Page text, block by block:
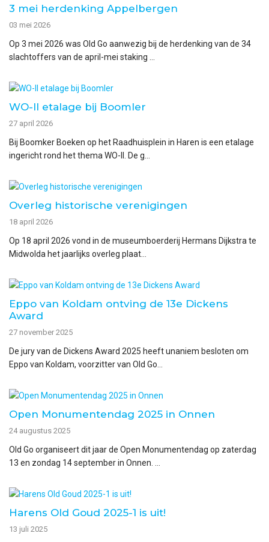
3 mei herdenking Appelbergen
03 mei 2026
Op 3 mei 2026 was Old Go aanwezig bij de herdenking van de 34
slachtoffers van de april-mei staking ...
WO-II etalage bij Boomler
27 april 2026
Bij Boomker Boeken op het Raadhuisplein in Haren is een etalage
ingericht rond het thema WO-II. De g...
Overleg historische verenigingen
18 april 2026
Op 18 april 2026 vond in de museumboerderij Hermans Dijkstra te
Midwolda het jaarlijks overleg plaat...
Eppo van Koldam ontving de 13e Dickens
Award
27 november 2025
De jury van de Dickens Award 2025 heeft unaniem besloten om
Eppo van Koldam, voorzitter van Old Go...
Open Monumentendag 2025 in Onnen
24 augustus 2025
Old Go organiseert dit jaar de Open Monumentendag op zaterdag
13 en zondag 14 september in Onnen. ...
Harens Old Goud 2025-1 is uit!
13 juli 2025